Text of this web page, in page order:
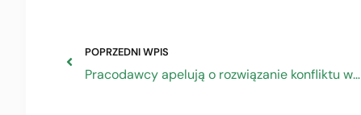
POPRZEDNI WPIS
Pracodawcy apelują o rozwiązanie konfliktu w oświacie